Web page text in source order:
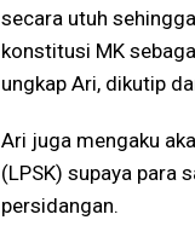
secara utuh
konstitusi MK
ungkap Ari, dikutip
Ari juga mengaku
(LPSK) supaya para
persidangan.